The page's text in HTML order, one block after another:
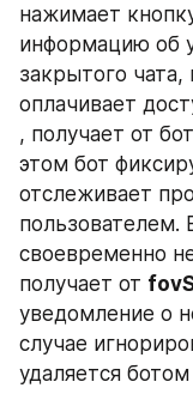
нажимает
информацию об
закрытого
оплачивает
, получает от
этом бот
отслеживает
пользователем.
своевременно
получает от
уведомление о
случае
удаляется